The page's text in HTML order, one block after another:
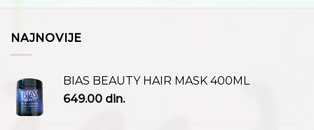
NAJNOVIJE
BIAS BEAUTY HAIR MASK 400ML
649.00 din.